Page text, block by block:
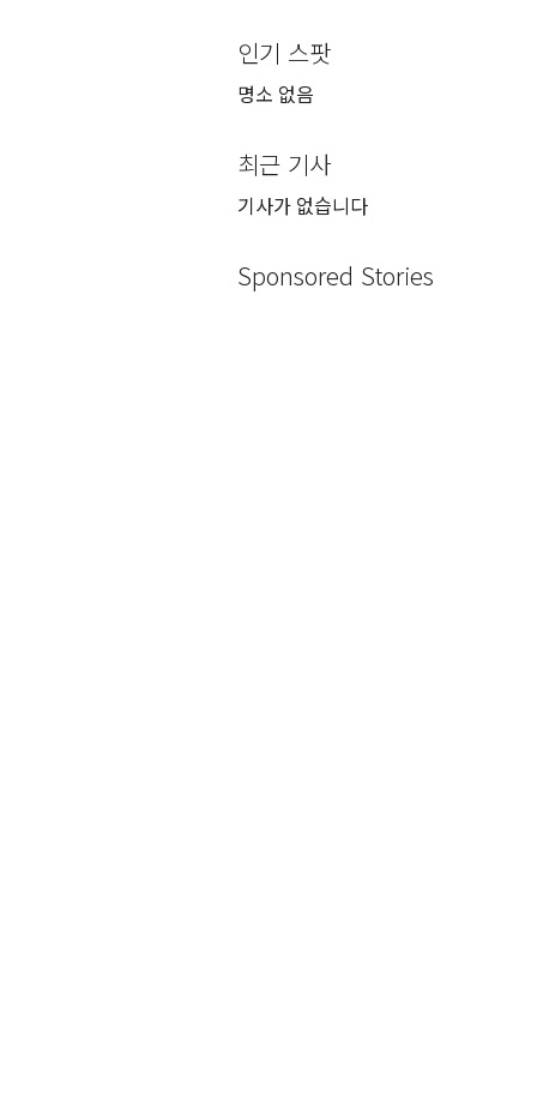
인기 스팟
명소 없음
최근 기사
기사가 없습니다
Sponsored Stories